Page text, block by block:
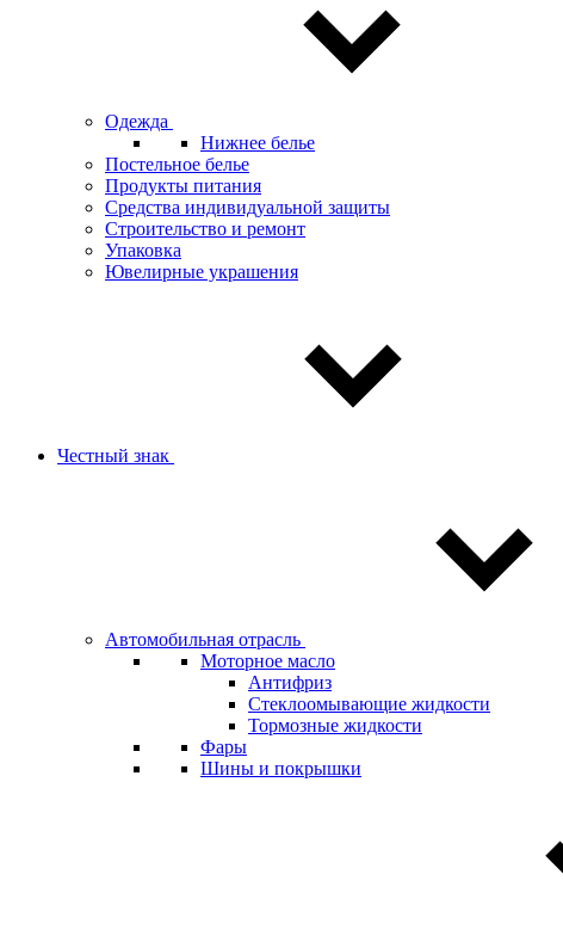
Одежда
Нижнее белье
Постельное белье
Продукты питания
Средства индивидуальной защиты
Строительство и ремонт
Упаковка
Ювелирные украшения
Честный знак
Автомобильная отрасль
Моторное масло
Антифриз
Стеклоомывающие жидкости
Тормозные жидкости
Фары
Шины и покрышки